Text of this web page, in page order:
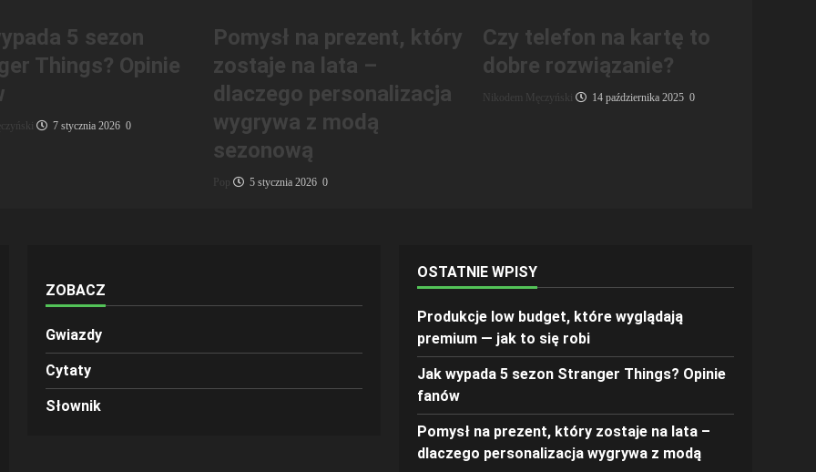
5 sezon
Things? Opinie
7 stycznia 2026 0
Pomysł na prezent, który
zostaje na lata –
dlaczego personalizacja
wygrywa z modą
sezonową
Pop 5 stycznia 2026 0
Czy telefon na kartę to
dobre rozwiązanie?
Nikodem Męczyński 14 października 2025 0
ZOBACZ
Gwiazdy
Cytaty
Słownik
OSTATNIE WPISY
Produkcje low budget, które wyglądają
premium — jak to się robi
Jak wypada 5 sezon Stranger Things? Opinie
fanów
Pomysł na prezent, który zostaje na lata –
dlaczego personalizacja wygrywa z modą